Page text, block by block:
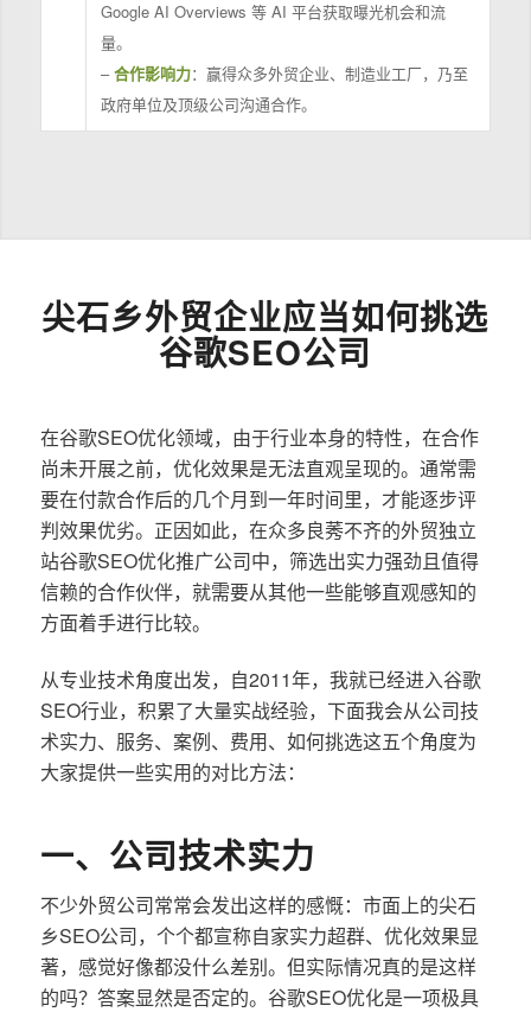
Google AI Overviews 等 AI 平台获取曝光机会和流
量。
–合作影响力：赢得众多外贸企业、制造业工厂，乃至
政府单位及顶级公司沟通合作。
尖石乡外贸企业应当如何挑选
谷歌SEO公司
在谷歌SEO优化领域，由于行业本身的特性，在合作
尚未开展之前，优化效果是无法直观呈现的。通常需
要在付款合作后的几个月到一年时间里，才能逐步评
判效果优劣。正因如此，在众多良莠不齐的外贸独立
站谷歌SEO优化推广公司中，筛选出实力强劲且值得
信赖的合作伙伴，就需要从其他一些能够直观感知的
方面着手进行比较。
从专业技术角度出发，自2011年，我就已经进入谷歌
SEO行业，积累了大量实战经验，下面我会从公司技
术实力、服务、案例、费用、如何挑选这五个角度为
大家提供一些实用的对比方法：
一、公司技术实力
不少外贸公司常常会发出这样的感慨：市面上的尖石
乡SEO公司，个个都宣称自家实力超群、优化效果显
著，感觉好像都没什么差别。但实际情况真的是这样
的吗？答案显然是否定的。谷歌SEO优化是一项极具